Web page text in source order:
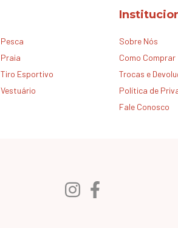
Pesca
Praia
Tiro Esportivo
Vestuário
Sobre Nós
Como Comprar
Trocas e
Política de
Fale Conosco